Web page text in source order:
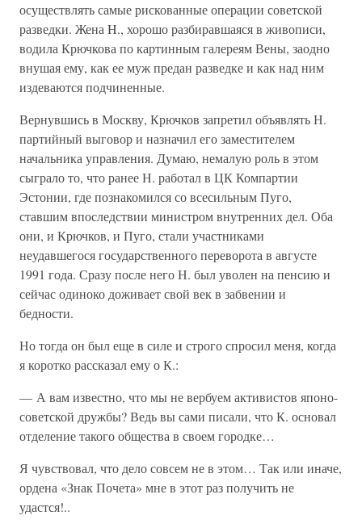
осуществлять самые рискованные операции советской
разведки. Жена H., хорошо разбиравшаяся в живописи,
водила Крючкова по картинным галереям Вены, заодно
внушая ему, как ее муж предан разведке и как над ним
издеваются подчиненные.
Вернувшись в Москву, Крючков запретил объявлять Н.
партийный выговор и назначил его заместителем
начальника управления. Думаю, немалую роль в этом
сыграло то, что ранее Н. работал в ЦК Компартии
Эстонии, где познакомился со всесильным Пуго,
ставшим впоследствии министром внутренних дел. Оба
они, и Крючков, и Пуго, стали участниками
неудавшегося государственного переворота в августе
1991 года. Сразу после него Н. был уволен на пенсию и
сейчас одиноко доживает свой век в забвении и
бедности.
Но тогда он был еще в силе и строго спросил меня, когда
я коротко рассказал ему о К.:
— А вам известно, что мы не вербуем активистов японо-
советской дружбы? Ведь вы сами писали, что К. основал
отделение такого общества в своем городке…
Я чувствовал, что дело совсем не в этом… Так или иначе,
ордена «Знак Почета» мне в этот раз получить не
удастся!..